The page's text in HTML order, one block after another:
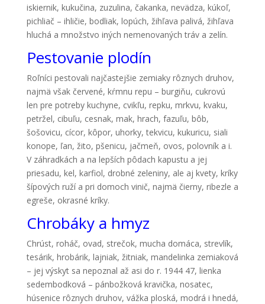
iskiernik, kukučina, zuzulina, čakanka, nevädza, kúkoľ,
pichliač – ihličie, bodliak, lopúch, žihľava palivá, žihľava
hluchá a množstvo iných nemenovaných tráv a zelín.
Pestovanie plodín
Roľníci pestovali najčastejšie zemiaky rôznych druhov,
najmä však červené, kŕmnu repu – burgiňu, cukrovú
len pre potreby kuchyne, cvikľu, repku, mrkvu, kvaku,
petržel, cibuľu, cesnak, mak, hrach, fazuľu, bôb,
šošovicu, cícor, kôpor, uhorky, tekvicu, kukuricu, siali
konope, ľan, žito, pšenicu, jačmeň, ovos, polovník a i.
V záhradkách a na lepších pôdach kapustu a jej
priesadu, kel, karfiol, drobné zeleniny, ale aj kvety, kríky
šípových ruží a pri domoch vinič, najmä čierny, ribezle a
egreše, okrasné kríky.
Chrobáky a hmyz
Chrúst, roháč, ovad, strečok, mucha domáca, strevlík,
tesárik, hrobárik, lajniak, žitniak, mandelinka zemiaková
– jej výskyt sa nepoznal až asi do r. 1944 47, lienka
sedembodková – pánbožková kravička, nosatec,
húsenice rôznych druhov, vážka ploská, modrá i hnedá,